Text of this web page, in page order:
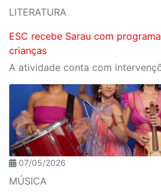
LITERATURA
ESC recebe Sarau com
crianças
07/05/2026
MÚSICA